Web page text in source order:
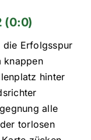
(0:0)
Erfolgsspur
knappen
hinter
alle
torlosen